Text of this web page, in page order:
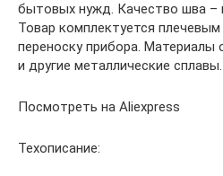
бытовых нужд. Качество шва –
Товар комплектуется
переноску прибора. Материалы
и другие металлические сплавы.
Посмотреть на Aliexpress
Техописание: